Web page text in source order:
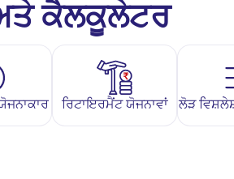
ਕੈਲਕੂਲੇਟਰ
ਰਿਟਾਇਰਮੈਂਟ ਯੋਜਨਾਵਾਂ ਲੋੜ